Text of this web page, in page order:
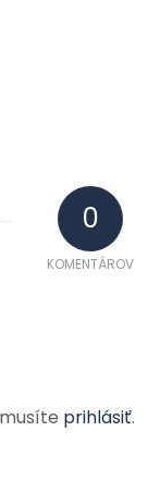
0
KOMENTÁROV
prihlásiť.